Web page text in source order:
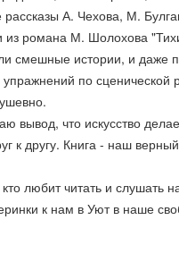
А. Чехова, М.
из романа М. Шолохова
смешные истории, и даже
упражнений по сценической
вывод, что искусство
к другу. Книга - наш
любит читать и слушать
к нам в Уют в наше